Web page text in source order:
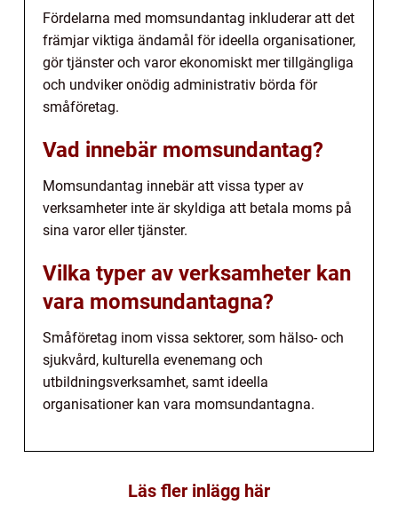
Fördelarna med momsundantag inkluderar att det
främjar viktiga ändamål för ideella organisationer,
gör tjänster och varor ekonomiskt mer tillgängliga
och undviker onödig administrativ börda för
småföretag.
Vad innebär momsundantag?
Momsundantag innebär att vissa typer av
verksamheter inte är skyldiga att betala moms på
sina varor eller tjänster.
Vilka typer av verksamheter kan
vara momsundantagna?
Småföretag inom vissa sektorer, som hälso- och
sjukvård, kulturella evenemang och
utbildningsverksamhet, samt ideella
organisationer kan vara momsundantagna.
Läs fler inlägg här